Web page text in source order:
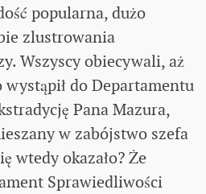
popularna, dużo
zlustrowania
Wszyscy obiecywali, aż
do Departamentu
Pana Mazura,
w zabójstwo szefa
wtedy okazało? Że
Sprawiedliwości